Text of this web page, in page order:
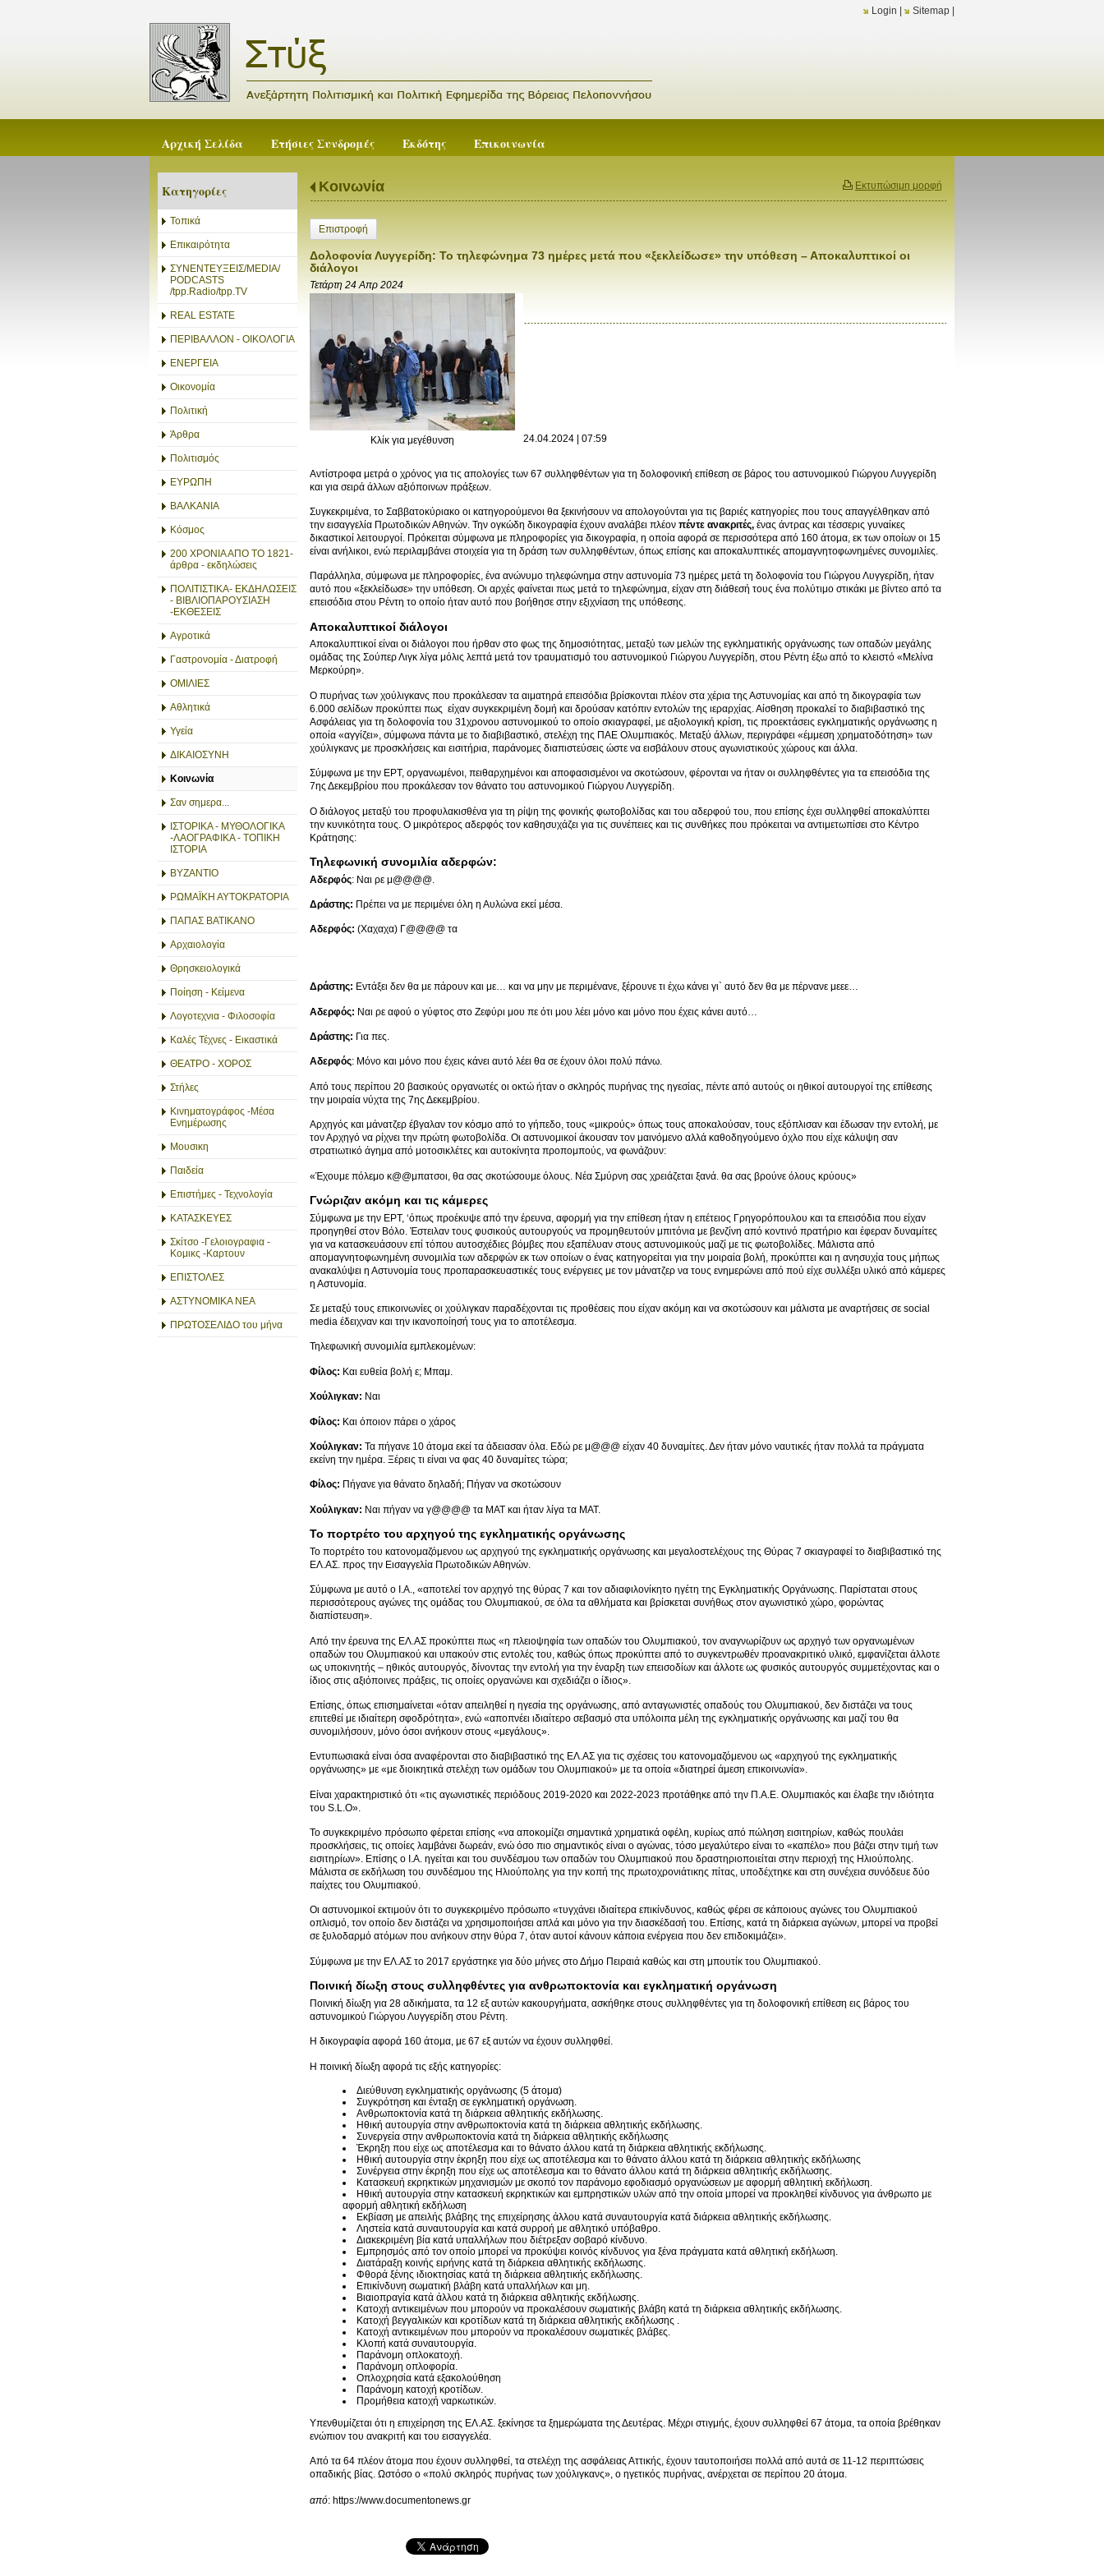
Login Sitemap
Αρχική Σελίδα Ετήσιες Συνδρομές Εκδότης Επικοινωνία
Κατηγορίες
Τοπικά
Επικαιρότητα
ΣΥΝΕΝΤΕΥΞΕΙΣ/MEDIA/
PODCASTS
/tpp.Radio/tpp.TV
REAL ESTATE
ΠΕΡΙΒΑΛΛΟΝ - ΟΙΚΟΛΟΓΙΑ
ΕΝΕΡΓΕΙΑ
Οικονομία
Πολιτική
Άρθρα
Πολιτισμός
ΕΥΡΩΠΗ
ΒΑΛΚΑΝΙΑ
Κόσμος
200 ΧΡΟΝΙΑ ΑΠΟ ΤΟ 1821-
άρθρα - εκδηλώσεις
ΠΟΛΙΤΙΣΤΙΚΑ- ΕΚΔΗΛΩΣΕΙΣ
- ΒΙΒΛΙΟΠΑΡΟΥΣΙΑΣΗ
-ΕΚΘΕΣΕΙΣ
Αγροτικά
Γαστρονομία - Διατροφή
ΟΜΙΛΙΕΣ
Αθλητικά
Υγεία
ΔΙΚΑΙΟΣΥΝΗ
Κοινωνία
Σαν σημερα...
ΙΣΤΟΡΙΚΑ - ΜΥΘΟΛΟΓΙΚΑ
-ΛΑΟΓΡΑΦΙΚΑ - ΤΟΠΙΚΗ
ΙΣΤΟΡΙΑ
ΒΥΖΑΝΤΙΟ
ΡΩΜΑΪΚΗ ΑΥΤΟΚΡΑΤΟΡΙΑ
ΠΑΠΑΣ ΒΑΤΙΚΑΝΟ
Αρχαιολογία
Θρησκειολογικά
Ποίηση - Κείμενα
Λογοτεχνια - Φιλοσοφία
Καλές Τέχνες - Εικαστικά
ΘΕΑΤΡΟ - ΧΟΡΟΣ
Στήλες
Κινηματογράφος -Μέσα
Ενημέρωσης
Μουσικη
Παιδεία
Επιστήμες - Τεχνολογία
ΚΑΤΑΣΚΕΥΕΣ
Σκίτσο -Γελοιογραφια -
Κομικς -Καρτουν
ΕΠΙΣΤΟΛΕΣ
ΑΣΤΥΝΟΜΙΚΑ ΝΕΑ
ΠΡΩΤΟΣΕΛΙΔΟ του μήνα
Εκτυπώσιμη μορφή
Κοινωνία
Επιστροφή
Δολοφονία Λυγγερίδη: Το τηλεφώνημα 73 ημέρες μετά που «ξεκλείδωσε» την υπόθεση – Αποκαλυπτικοί οι
διάλογοι
Τετάρτη 24 Απρ 2024
Κλίκ για μεγέθυνση 24.04.2024 | 07:59
Αντίστροφα μετρά ο χρόνος για τις απολογίες των 67 συλληφθέντων για τη δολοφονική επίθεση σε βάρος του αστυνομικού Γιώργου Λυγγερίδη
και για σειρά άλλων αξιόποινων πράξεων.
Συγκεκριμένα, το Σαββατοκύριακο οι κατηγορούμενοι θα ξεκινήσουν να απολογούνται για τις βαριές κατηγορίες που τους απαγγέλθηκαν από
την εισαγγελία Πρωτοδικών Αθηνών. Την ογκώδη δικογραφία έχουν αναλάβει πλέον πέντε ανακριτές, ένας άντρας και τέσσερις γυναίκες
δικαστικοί λειτουργοί. Πρόκειται σύμφωνα με πληροφορίες για δικογραφία, η οποία αφορά σε περισσότερα από 160 άτομα, εκ των οποίων οι 15
είναι ανήλικοι, ενώ περιλαμβάνει στοιχεία για τη δράση των συλληφθέντων, όπως επίσης και αποκαλυπτικές απομαγνητοφωνημένες συνομιλίες.
Παράλληλα, σύμφωνα με πληροφορίες, ένα ανώνυμο τηλεφώνημα στην αστυνομία 73 ημέρες μετά τη δολοφονία του Γιώργου Λυγγερίδη, ήταν
αυτό που «ξεκλείδωσε» την υπόθεση. Οι αρχές φαίνεται πως μετά το τηλεφώνημα, είχαν στη διάθεσή τους ένα πολύτιμο στικάκι με βίντεο από τα
επεισόδια στου Ρέντη το οποίο ήταν αυτό που βοήθησε στην εξιχνίαση της υπόθεσης.
Αποκαλυπτικοί διάλογοι
Αποκαλυπτικοί είναι οι διάλογοι που ήρθαν στο φως της δημοσιότητας, μεταξύ των μελών της εγκληματικής οργάνωσης των οπαδών μεγάλης
ομάδας της Σούπερ Λιγκ λίγα μόλις λεπτά μετά τον τραυματισμό του αστυνομικού Γιώργου Λυγγερίδη, στου Ρέντη έξω από το κλειστό «Μελίνα
Μερκούρη».
Ο πυρήνας των χούλιγκανς που προκάλεσαν τα αιματηρά επεισόδια βρίσκονται πλέον στα χέρια της Αστυνομίας και από τη δικογραφία των
6.000 σελίδων προκύπτει πως είχαν συγκεκριμένη δομή και δρούσαν κατόπιν εντολών της ιεραρχίας. Αίσθηση προκαλεί το διαβιβαστικό της
Ασφάλειας για τη δολοφονία του 31χρονου αστυνομικού το οποίο σκιαγραφεί, με αξιολογική κρίση, τις προεκτάσεις εγκληματικής οργάνωσης η
οποία «αγγίζει», σύμφωνα πάντα με το διαβιβαστικό, στελέχη της ΠΑΕ Ολυμπιακός. Μεταξύ άλλων, περιγράφει «έμμεση χρηματοδότηση» των
χούλιγκανς με προσκλήσεις και εισιτήρια, παράνομες διαπιστεύσεις ώστε να εισβάλουν στους αγωνιστικούς χώρους και άλλα.
Σύμφωνα με την ΕΡΤ, οργανωμένοι, πειθαρχημένοι και αποφασισμένοι να σκοτώσουν, φέρονται να ήταν οι συλληφθέντες για τα επεισόδια της
7ης Δεκεμβρίου που προκάλεσαν τον θάνατο του αστυνομικού Γιώργου Λυγγερίδη.
Ο διάλογος μεταξύ του προφυλακισθένα για τη ρίψη της φονικής φωτοβολίδας και του αδερφού του, που επίσης έχει συλληφθεί αποκαλύπτει
την κυνικότητα τους. Ο μικρότερος αδερφός τον καθησυχάζει για τις συνέπειες και τις συνθήκες που πρόκειται να αντιμετωπίσει στο Κέντρο
Κράτησης:
Τηλεφωνική συνομιλία αδερφών:
Αδερφός: Ναι ρε μ@@@@.
Δράστης: Πρέπει να με περιμένει όλη η Αυλώνα εκεί μέσα.
Αδερφός: (Χαχαχα) Γ@@@@ τα
Δράστης: Εντάξει δεν θα με πάρουν και με… και να μην με περιμένανε, ξέρουνε τι έχω κάνει γι` αυτό δεν θα με πέρνανε μεεε…
Αδερφός: Ναι ρε αφού ο γύφτος στο Ζεφύρι μου πε ότι μου λέει μόνο και μόνο που έχεις κάνει αυτό…
Δράστης: Για πες.
Αδερφός: Μόνο και μόνο που έχεις κάνει αυτό λέει θα σε έχουν όλοι πολύ πάνω.
Από τους περίπου 20 βασικούς οργανωτές οι οκτώ ήταν ο σκληρός πυρήνας της ηγεσίας, πέντε από αυτούς οι ηθικοί αυτουργοί της επίθεσης
την μοιραία νύχτα της 7ης Δεκεμβρίου.
Αρχηγός και μάνατζερ έβγαλαν τον κόσμο από το γήπεδο, τους «μικρούς» όπως τους αποκαλούσαν, τους εξόπλισαν και έδωσαν την εντολή, με
τον Αρχηγό να ρίχνει την πρώτη φωτοβολίδα. Οι αστυνομικοί άκουσαν τον μαινόμενο αλλά καθοδηγούμενο όχλο που είχε κάλυψη σαν
στρατιωτικό άγημα από μοτοσικλέτες και αυτοκίνητα προπομπούς, να φωνάζουν:
«Έχουμε πόλεμο κ@@μπατσοι, θα σας σκοτώσουμε όλους. Νέα Σμύρνη σας χρειάζεται ξανά. θα σας βρούνε όλους κρύους»
Γνώριζαν ακόμη και τις κάμερες
Σύμφωνα με την ΕΡΤ, ‘όπως προέκυψε από την έρευνα, αφορμή για την επίθεση ήταν η επέτειος Γρηγορόπουλου και τα επεισόδια που είχαν
προηγηθεί στον Βόλο. Έστειλαν τους φυσικούς αυτουργούς να προμηθευτούν μπιτόνια με βενζίνη από κοντινό πρατήριο και έφεραν δυναμίτες
για να κατασκευάσουν επί τόπου αυτοσχέδιες βόμβες που εξαπέλυαν στους αστυνομικούς μαζί με τις φωτοβολίδες. Μάλιστα από
απομαγνητοφωνημένη συνομιλία των αδερφών εκ των οποίων ο ένας κατηγορείται για την μοιραία βολή, προκύπτει και η ανησυχία τους μήπως
ανακαλύψει η Αστυνομία τους προπαρασκευαστικές τους ενέργειες με τον μάνατζερ να τους ενημερώνει από πού είχε συλλέξει υλικό από κάμερες
η Αστυνομία.
Σε μεταξύ τους επικοινωνίες οι χούλιγκαν παραδέχονται τις προθέσεις που είχαν ακόμη και να σκοτώσουν και μάλιστα με αναρτήσεις σε social
media έδειχναν και την ικανοποίησή τους για το αποτέλεσμα.
Τηλεφωνική συνομιλία εμπλεκομένων:
Φίλος: Και ευθεία βολή ε; Μπαμ.
Χούλιγκαν: Ναι
Φίλος: Και όποιον πάρει ο χάρος
Χούλιγκαν: Τα πήγανε 10 άτομα εκεί τα άδειασαν όλα. Εδώ ρε μ@@@ είχαν 40 δυναμίτες. Δεν ήταν μόνο ναυτικές ήταν πολλά τα πράγματα
εκείνη την ημέρα. Ξέρεις τι είναι να φας 40 δυναμίτες τώρα;
Φίλος: Πήγανε για θάνατο δηλαδή; Πήγαν να σκοτώσουν
Χούλιγκαν: Ναι πήγαν να γ@@@@ τα ΜΑΤ και ήταν λίγα τα ΜΑΤ.
Το πορτρέτο του αρχηγού της εγκληματικής οργάνωσης
Το πορτρέτο του κατονομαζόμενου ως αρχηγού της εγκληματικής οργάνωσης και μεγαλοστελέχους της Θύρας 7 σκιαγραφεί το διαβιβαστικό της
ΕΛ.ΑΣ. προς την Εισαγγελία Πρωτοδικών Αθηνών.
Σύμφωνα με αυτό ο Ι.Α., «αποτελεί τον αρχηγό της θύρας 7 και τον αδιαφιλονίκητο ηγέτη της Εγκληματικής Οργάνωσης. Παρίσταται στους
περισσότερους αγώνες της ομάδας του Ολυμπιακού, σε όλα τα αθλήματα και βρίσκεται συνήθως στον αγωνιστικό χώρο, φορώντας
διαπίστευση».
Από την έρευνα της ΕΛ.ΑΣ προκύπτει πως «η πλειοψηφία των οπαδών του Ολυμπιακού, τον αναγνωρίζουν ως αρχηγό των οργανωμένων
οπαδών του Ολυμπιακού και υπακούν στις εντολές του, καθώς όπως προκύπτει από το συγκεντρωθέν προανακριτικό υλικό, εμφανίζεται άλλοτε
ως υποκινητής – ηθικός αυτουργός, δίνοντας την εντολή για την έναρξη των επεισοδίων και άλλοτε ως φυσικός αυτουργός συμμετέχοντας και ο
ίδιος στις αξιόποινες πράξεις, τις οποίες οργανώνει και σχεδιάζει ο ίδιος».
Επίσης, όπως επισημαίνεται «όταν απειληθεί η ηγεσία της οργάνωσης, από ανταγωνιστές οπαδούς του Ολυμπιακού, δεν διστάζει να τους
επιτεθεί με ιδιαίτερη σφοδρότητα», ενώ «αποπνέει ιδιαίτερο σεβασμό στα υπόλοιπα μέλη της εγκληματικής οργάνωσης και μαζί του θα
συνομιλήσουν, μόνο όσοι ανήκουν στους «μεγάλους».
Εντυπωσιακά είναι όσα αναφέρονται στο διαβιβαστικό της ΕΛ.ΑΣ για τις σχέσεις του κατονομαζόμενου ως «αρχηγού της εγκληματικής
οργάνωσης» με «με διοικητικά στελέχη των ομάδων του Ολυμπιακού» με τα οποία «διατηρεί άμεση επικοινωνία».
Είναι χαρακτηριστικό ότι «τις αγωνιστικές περιόδους 2019-2020 και 2022-2023 προτάθηκε από την Π.Α.Ε. Ολυμπιακός και έλαβε την ιδιότητα
του S.L.O».
Το συγκεκριμένο πρόσωπο φέρεται επίσης «να αποκομίζει σημαντικά χρηματικά οφέλη, κυρίως από πώληση εισιτηρίων, καθώς πουλάει
προσκλήσεις, τις οποίες λαμβάνει δωρεάν, ενώ όσο πιο σημαντικός είναι ο αγώνας, τόσο μεγαλύτερο είναι το «καπέλο» που βάζει στην τιμή των
εισιτηρίων». Επίσης ο Ι.Α. ηγείται και του συνδέσμου των οπαδών του Ολυμπιακού που δραστηριοποιείται στην περιοχή της Ηλιούπολης.
Μάλιστα σε εκδήλωση του συνδέσμου της Ηλιούπολης για την κοπή της πρωτοχρονιάτικης πίτας, υποδέχτηκε και στη συνέχεια συνόδευε δύο
παίχτες του Ολυμπιακού.
Οι αστυνομικοί εκτιμούν ότι το συγκεκριμένο πρόσωπο «τυγχάνει ιδιαίτερα επικίνδυνος, καθώς φέρει σε κάποιους αγώνες του Ολυμπιακού
οπλισμό, τον οποίο δεν διστάζει να χρησιμοποιήσει απλά και μόνο για την διασκέδασή του. Επίσης, κατά τη διάρκεια αγώνων, μπορεί να προβεί
σε ξυλοδαρμό ατόμων που ανήκουν στην θύρα 7, όταν αυτοί κάνουν κάποια ενέργεια που δεν επιδοκιμάζει».
Σύμφωνα με την ΕΛ.ΑΣ το 2017 εργάστηκε για δύο μήνες στο Δήμο Πειραιά καθώς και στη μπουτίκ του Ολυμπιακού.
Ποινική δίωξη στους συλληφθέντες για ανθρωποκτονία και εγκληματική οργάνωση
Ποινική δίωξη για 28 αδικήματα, τα 12 εξ αυτών κακουργήματα, ασκήθηκε στους συλληφθέντες για τη δολοφονική επίθεση εις βάρος του
αστυνομικού Γιώργου Λυγγερίδη στου Ρέντη.
Η δικογραφία αφορά 160 άτομα, με 67 εξ αυτών να έχουν συλληφθεί.
Η ποινική δίωξη αφορά τις εξής κατηγορίες:
Διεύθυνση εγκληματικής οργάνωσης (5 άτομα)
Συγκρότηση και ένταξη σε εγκληματική οργάνωση.
Ανθρωποκτονία κατά τη διάρκεια αθλητικής εκδήλωσης.
Ηθική αυτουργία στην ανθρωποκτονία κατά τη διάρκεια αθλητικής εκδήλωσης.
Συνεργεία στην ανθρωποκτονία κατά τη διάρκεια αθλητικής εκδήλωσης
Έκρηξη που είχε ως αποτέλεσμα και το θάνατο άλλου κατά τη διάρκεια αθλητικής εκδήλωσης.
Ηθική αυτουργία στην έκρηξη που είχε ως αποτέλεσμα και το θάνατο άλλου κατά τη διάρκεια αθλητικής εκδήλωσης
Συνέργεια στην έκρηξη που είχε ως αποτέλεσμα και το θάνατο άλλου κατά τη διάρκεια αθλητικής εκδήλωσης.
Κατασκευή εκρηκτικών μηχανισμών με σκοπό τον παράνομο εφοδιασμό οργανώσεων με αφορμή αθλητική εκδήλωση.
Ηθική αυτουργία στην κατασκευή εκρηκτικών και εμπρηστικών υλών από την οποία μπορεί να προκληθεί κίνδυνος για άνθρωπο με
αφορμή αθλητική εκδήλωση
Εκβίαση με απειλής βλάβης της επιχείρησης άλλου κατά συναυτουργία κατά διάρκεια αθλητικής εκδήλωσης.
Ληστεία κατά συναυτουργία και κατά συρροή με αθλητικό υπόβαθρο.
Διακεκριμένη βία κατά υπαλλήλων που διέτρεξαν σοβαρό κίνδυνο.
Εμπρησμός από τον οποίο μπορεί να προκύψει κοινός κίνδυνος για ξένα πράγματα κατά αθλητική εκδήλωση.
Διατάραξη κοινής ειρήνης κατά τη διάρκεια αθλητικής εκδήλωσης.
Φθορά ξένης ιδιοκτησίας κατά τη διάρκεια αθλητικής εκδήλωσης.
Επικίνδυνη σωματική βλάβη κατά υπαλλήλων και μη.
Βιαιοπραγία κατά άλλου κατά τη διάρκεια αθλητικής εκδήλωσης.
Κατοχή αντικειμένων που μπορούν να προκαλέσουν σωματικής βλάβη κατά τη διάρκεια αθλητικής εκδήλωσης.
Κατοχή βεγγαλικών και κροτίδων κατά τη διάρκεια αθλητικής εκδήλωσης .
Κατοχή αντικειμένων που μπορούν να προκαλέσουν σωματικές βλάβες.
Κλοπή κατά συναυτουργία.
Παράνομη οπλοκατοχή.
Παράνομη οπλοφορία.
Οπλοχρησία κατά εξακολούθηση
Παράνομη κατοχή κροτίδων.
Προμήθεια κατοχή ναρκωτικών.
Υπενθυμίζεται ότι η επιχείρηση της ΕΛ.ΑΣ. ξεκίνησε τα ξημερώματα της Δευτέρας. Μέχρι στιγμής, έχουν συλληφθεί 67 άτομα, τα οποία βρέθηκαν
ενώπιον του ανακριτή και του εισαγγελέα.
Από τα 64 πλέον άτομα που έχουν συλληφθεί, τα στελέχη της ασφάλειας Αττικής, έχουν ταυτοποιήσει πολλά από αυτά σε 11-12 περιπτώσεις
οπαδικής βίας. Ωστόσο ο «πολύ σκληρός πυρήνας των χούλιγκανς», ο ηγετικός πυρήνας, ανέρχεται σε περίπου 20 άτομα.
από: https://www.documentonews.gr